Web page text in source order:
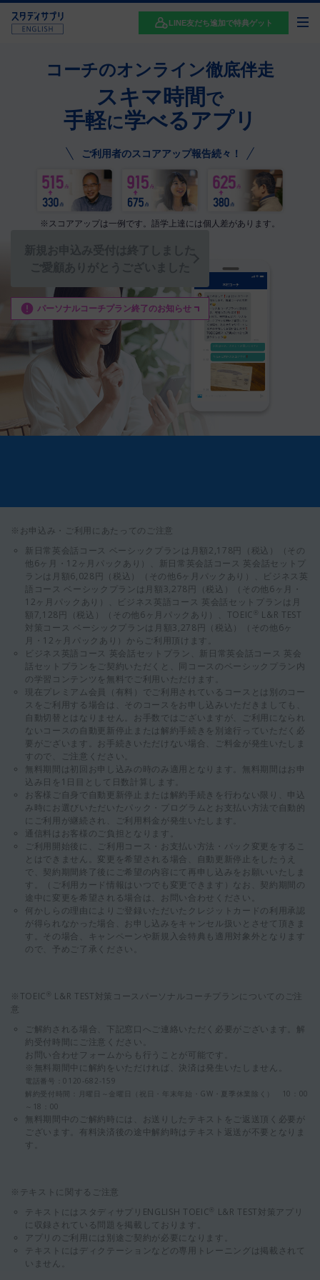
LINE友だち追加で特典ゲット
コーチのオンライン徹底伴走
スキマ時間で
手軽に学べるアプリ
ご利用者のスコアアップ報告続々！
※スコアアップは一例です。語学上達には個人差があります。
パーソナルコーチプラン終了のお知らせ
※お申込み・ご利用にあたってのご注意
新日常英会話コース ベーシックプランは月額2,178円（税込）（その
他6ヶ月・12ヶ月パックあり）、新日常英会話コース 英会話セットプ
ランは月額6,028円（税込）（その他6ヶ月パックあり）、ビジネス英
語コース ベーシックプランは月額3,278円（税込）（その他6ヶ月・
12ヶ月パックあり）、ビジネス英語コース 英会話セットプランは月
額7,128円（税込）（その他6ヶ月パックあり）、TOEIC ®
L&R TEST
対策コース ベーシックプランは月額3,278円（税込）（その他6ヶ
月・12ヶ月パックあり）からご利用頂けます。
ビジネス英語コース 英会話セットプラン、新日常英会話コース 英会
話セットプランをご契約いただくと、同コースのベーシックプラン内
の学習コンテンツを無料でご利用いただけます。
現在プレミアム会員（有料）でご利用されているコースとは別のコー
スをご利用する場合は、そのコースをお申し込みいただきましても、
自動切替とはなりません。お手数ではございますが、ご利用になられ
ないコースの自動更新停止または解約手続きを別途行っていただく必
要がございます。お手続きいただけない場合、ご料金が発生いたしま
すので、ご注意ください。
無料期間は初回お申し込みの時のみ適用となります。無料期間はお申
込み日を1日目として日数計算します。
お客様ご自身で自動更新停止または解約手続きを行わない限り、申込
み時にお選びいただいたパック・プログラムとお支払い方法で自動的
にご利用が継続され、ご利用料金が発生いたします。
通信料はお客様のご負担となります。
ご利用開始後に、ご利用コース・お支払い方法・パック変更をするこ
とはできません。変更を希望される場合、自動更新停止をしたうえ
で、契約期間終了後にご希望の内容にて再申し込みをお願いいたしま
す。（ご利用カード情報はいつでも変更できます）なお、契約期間の
途中に変更を希望される場合は、お問い合わせください。
何かしらの理由によりご登録いただいたクレジットカードの利用承認
が得られなかった場合、お申し込みをキャンセル扱いとさせて頂きま
す。その場合、キャンペーンや新規入会特典も適用対象外となります
ので、予めご了承ください。
※TOEIC ®
L&R TEST対策コースパーソナルコーチプランについてのご注
意
ご解約される場合、下記窓口へご連絡いただく必要がございます。解
約受付時間にご注意ください。
お問い合わせフォームからも行うことが可能です。
※無料期間中に解約をいただければ、決済は発生いたしません。
電話番号：0120-682-159
解約受付時間：月曜日～金曜日（祝日・年末年始・GW・夏季休業除く） 10：00
～18：00
無料期間中のご解約時には、お送りしたテキストをご返送頂く必要が
ございます。有料決済後の途中解約時はテキスト返送が不要となりま
す。
※テキストに関するご注意
テキストにはスタディサプリENGLISH TOEIC ®
L&R TEST対策アプリ
に収録されている問題を掲載しております。
アプリのご利用には別途ご契約が必要になります。
テキストにはディクテーションなどの専用トレーニングは掲載されて
いません。